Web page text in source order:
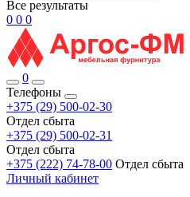
Все результаты
0 0 0
0
Телефоны
+375 (29) 500-02-30
Отдел сбыта
+375 (29) 500-02-31
Отдел сбыта
+375 (222) 74-78-00 Отдел сбыта
Личный кабинет